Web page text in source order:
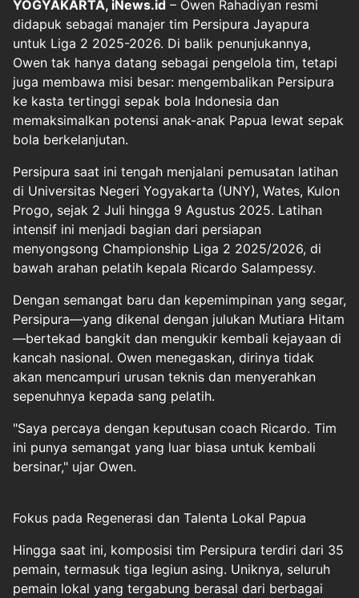
YOGYAKARTA, iNews.id – Owen Rahadiyan resmi
didapuk sebagai manajer tim Persipura Jayapura
untuk Liga 2 2025-2026. Di balik penunjukannya,
Owen tak hanya datang sebagai pengelola tim, tetapi
juga membawa misi besar: mengembalikan Persipura
ke kasta tertinggi sepak bola Indonesia dan
memaksimalkan potensi anak-anak Papua lewat sepak
bola berkelanjutan.
Persipura saat ini tengah menjalani pemusatan latihan
di Universitas Negeri Yogyakarta (UNY), Wates, Kulon
Progo, sejak 2 Juli hingga 9 Agustus 2025. Latihan
intensif ini menjadi bagian dari persiapan
menyongsong Championship Liga 2 2025/2026, di
bawah arahan pelatih kepala Ricardo Salampessy.
Dengan semangat baru dan kepemimpinan yang segar,
Persipura—yang dikenal dengan julukan Mutiara Hitam
—bertekad bangkit dan mengukir kembali kejayaan di
kancah nasional. Owen menegaskan, dirinya tidak
akan mencampuri urusan teknis dan menyerahkan
sepenuhnya kepada sang pelatih.
"Saya percaya dengan keputusan coach Ricardo. Tim
ini punya semangat yang luar biasa untuk kembali
bersinar," ujar Owen.
Fokus pada Regenerasi dan Talenta Lokal Papua
Hingga saat ini, komposisi tim Persipura terdiri dari 35
pemain, termasuk tiga legiun asing. Uniknya, seluruh
pemain lokal yang tergabung berasal dari berbagai